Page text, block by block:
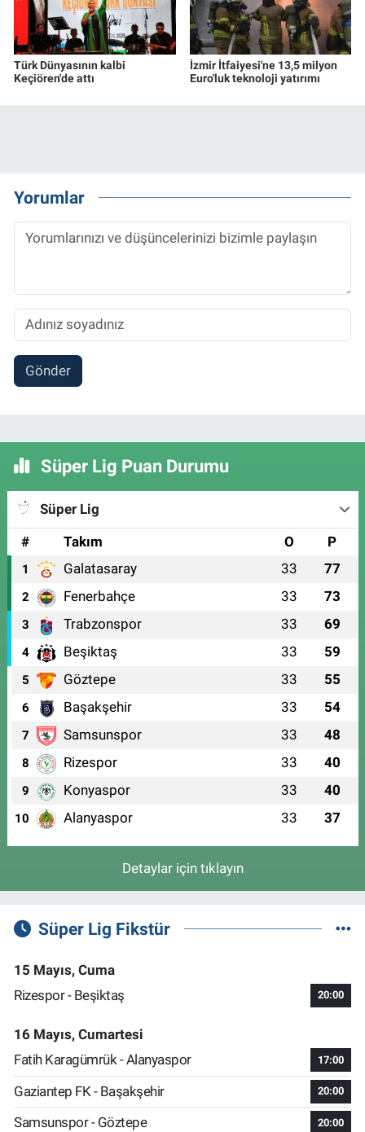
Türk Dünyasının kalbi
Keçiören'de attı
İzmir İtfaiyesi'ne 13,5 milyon
Euro'luk teknoloji yatırımı
Yorumlar
Gönder
Süper Lig Puan Durumu
Süper Lig
#
Takım O P
1 Galatasaray 33 77
2 Fenerbahçe 33 73
3 Trabzonspor 33 69
4 Beşiktaş 33 59
5 Göztepe 33 55
6 Başakşehir 33 54
7 Samsunspor 33 48
8 Rizespor 33 40
9 Konyaspor 33 40
10 Alanyaspor 33 37
Detaylar için tıklayın
Süper Lig Fikstür
15 Mayıs, Cuma
Rizespor - Beşiktaş
20:00
16 Mayıs, Cumartesi
Fatih Karagümrük - Alanyaspor
17:00
Gaziantep FK - Başakşehir 20:00
Samsunspor - Göztepe 20:00